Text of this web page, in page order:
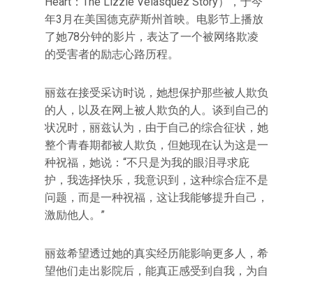
年3月在美国德克萨斯州首映。电影节上播放
了她78分钟的影片，表达了一个被网络欺凌
的受害者的励志心路历程。
丽兹在接受采访时说，她想保护那些被人欺负
的人，以及在网上被人欺负的人。谈到自己的
状况时，丽兹认为，由于自己的综合征状，她
整个青春期都被人欺负，但她现在认为这是一
种祝福，她说：“不只是为我的眼泪寻求庇
护，我选择快乐，我意识到，这种综合症不是
问题，而是一种祝福，这让我能够提升自己，
激励他人。”
丽兹希望透过她的真实经历能影响更多人，希
望他们走出影院后，能真正感受到自我，为自